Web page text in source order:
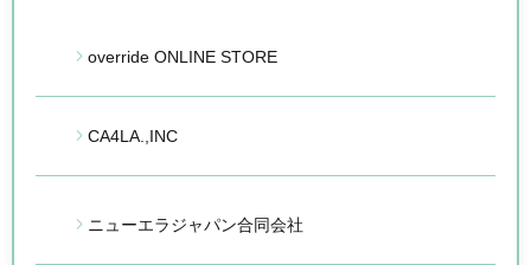
override ONLINE STORE
CA4LA.,INC
ニューエラジャパン合同会社